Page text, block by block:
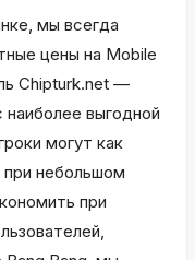
мы всегда
цены на Mobile
Chipturk.net —
выгодной
могут как
при небольшом
при